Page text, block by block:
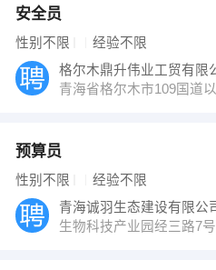
安全员
性别不限 经验不限
格尔木鼎升伟业工贸有限
青海省格尔木市109国道
预算员
性别不限 经验不限
青海诚羽生态建设有限公
生物科技产业园经三路7